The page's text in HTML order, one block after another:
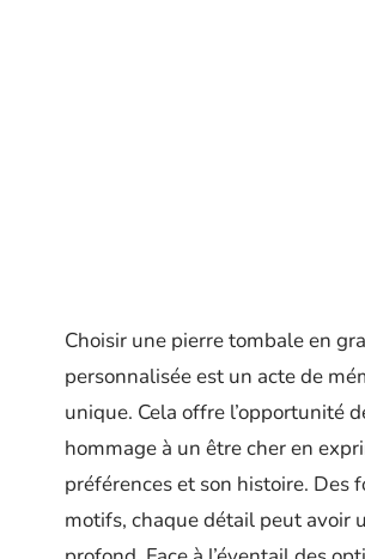
Choisir une pierre tombale en
personnalisée est un acte de
unique. Cela offre l’opportunité
hommage à un être cher en
préférences et son histoire. Des
motifs, chaque détail peut avoir